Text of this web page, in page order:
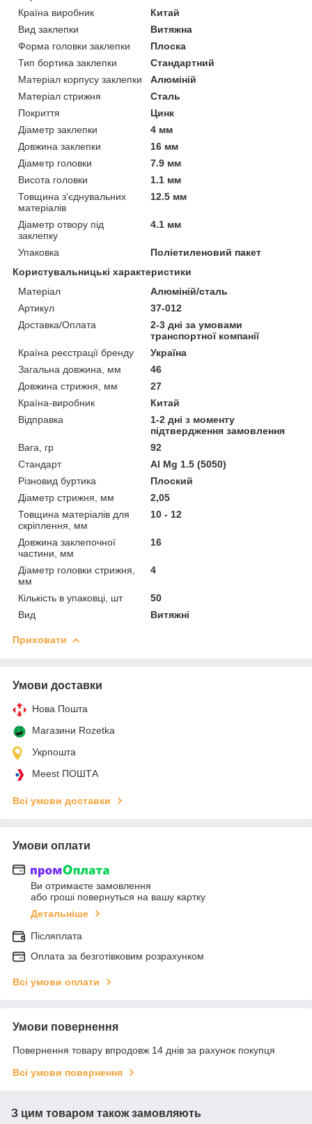
Країна виробник
Китай
Вид заклепки
Витяжна
Форма головки заклепки
Плоска
Тип бортика заклепки
Стандартний
Матеріал корпусу заклепки
Алюміній
Матеріал стрижня
Сталь
Покриття
Цинк
Діаметр заклепки
4 мм
Довжина заклепки
16 мм
Діаметр головки
7.9 мм
Висота головки
1.1 мм
Товщина з'єднувальних
матеріалів
12.5 мм
Діаметр отвору під
заклепку
4.1 мм
Упаковка
Поліетиленовий пакет
Користувальницькі характеристики
Матеріал
Алюміній/сталь
Артикул
37-012
Доставка/Оплата
2-3 дні за умовами
транспортної компанії
Країна реєстрації бренду
Україна
Загальна довжина, мм
46
Довжина стрижня, мм
27
Країна-виробник
Китай
Відправка
1-2 дні з моменту
підтвердження замовлення
Вага, гр
92
Стандарт
Al Mg 1.5 (5050)
Різновид буртика
Плоский
Діаметр стрижня, мм
2,05
Товщина матеріалів для
скріплення, мм
10 - 12
Довжина заклепочної
частини, мм
16
Діаметр головки стрижня,
мм
4
Кількість в упаковці, шт
50
Вид
Витяжні
Приховати
Умови доставки
Нова Пошта
Магазини Rozetka
Укрпошта
Meest ПОШТА
Всі умови доставки
Умови оплати
Ви отримаєте замовлення
або гроші повернуться на вашу картку
Детальніше
Післяплата
Оплата за безготівковим розрахунком
Всі умови оплати
Умови повернення
Повернення товару впродовж 14 днів за рахунок покупця
Всі умови повернення
З цим товаром також замовляють